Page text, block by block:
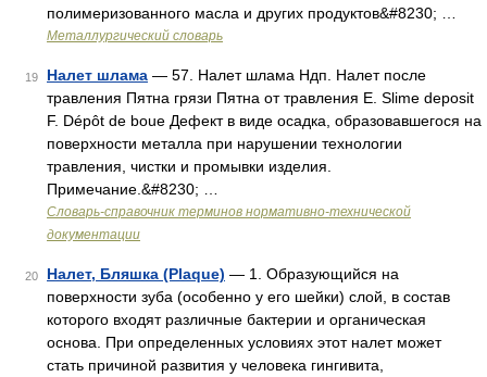
полимеризованного масла и других продуктов&#8230; …
Металлургический словарь
19 Налет шлама — 57. Налет шлама Ндп. Налет после
травления Пятна грязи Пятна от травления Е. Slime deposit
F. Dépôt de boue Дефект в виде осадка, образовавшегося на
поверхности металла при нарушении технологии
травления, чистки и промывки изделия.
Примечание.&#8230; …
Словарь-справочник терминов нормативно-технической
документации
20 Налет, Бляшка (Plaque) — 1. Образующийся на
поверхности зуба (особенно у его шейки) слой, в состав
которого входят различные бактерии и органическая
основа. При определенных условиях этот налет может
стать причиной развития у человека гингивита,